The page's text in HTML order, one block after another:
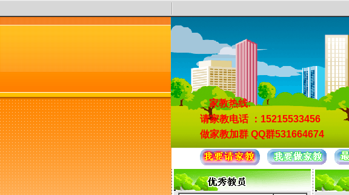
家教热线:
请家教电话 ：15215533456
做家教加群 QQ群531664674